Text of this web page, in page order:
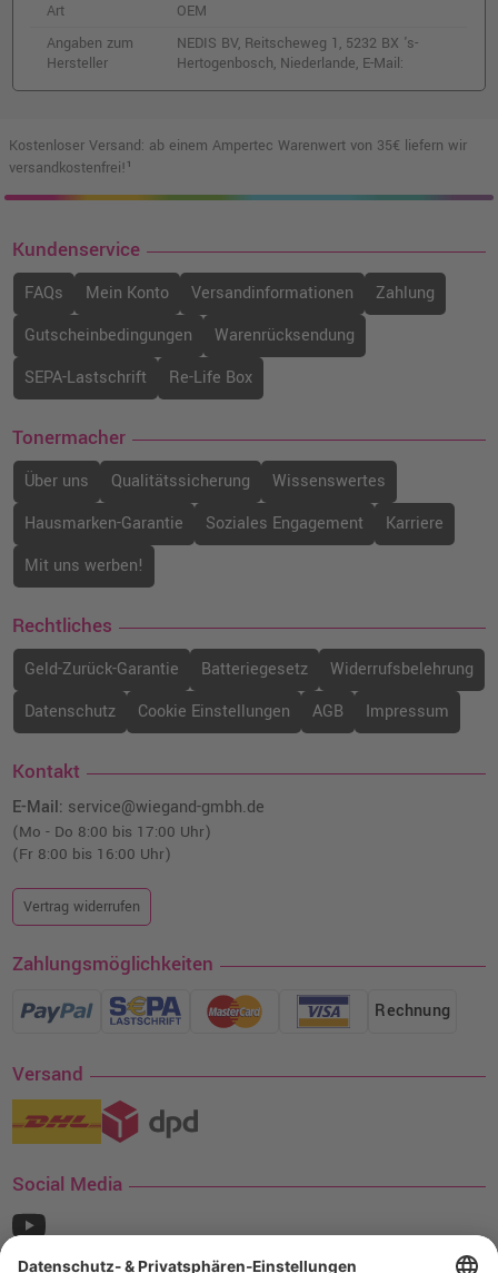
Art
OEM
Angaben zum
Hersteller
NEDIS BV, Reitscheweg 1, 5232 BX 's-
Hertogenbosch, Niederlande, E-Mail:
Kostenloser Versand: ab einem Ampertec Warenwert von 35€ liefern wir
versandkostenfrei!¹
Kundenservice
FAQs Mein Konto Versandinformationen
Zahlung
Gutscheinbedingungen
Warenrücksendung
SEPA-Lastschrift
Re-Life Box
Tonermacher
Über uns Qualitätssicherung
Wissenswertes
Hausmarken-Garantie
Soziales Engagement
Karriere
Mit uns werben!
Rechtliches
Geld-Zurück-Garantie Batteriegesetz
Widerrufsbelehrung
Datenschutz
Cookie Einstellungen AGB Impressum
Kontakt
E-Mail: service@wiegand-gmbh.de
(Mo - Do 8:00 bis 17:00 Uhr)
(Fr 8:00 bis 16:00 Uhr)
Vertrag widerrufen
Zahlungsmöglichkeiten
Rechnung
Versand
Social Media